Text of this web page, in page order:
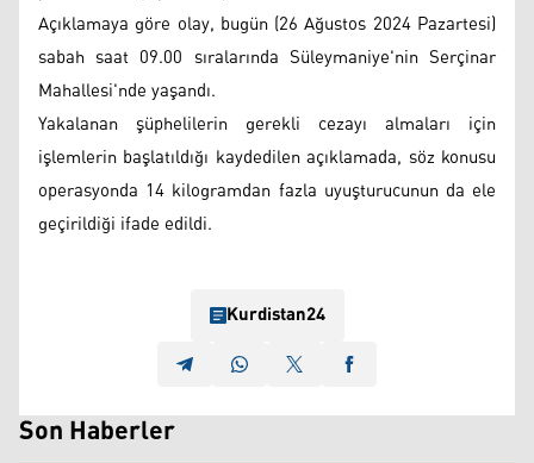
Açıklamaya göre olay, bugün (26 Ağustos 2024 Pazartesi)
sabah saat 09.00 sıralarında Süleymaniye'nin Serçinar
Mahallesi'nde yaşandı.
Yakalanan şüphelilerin gerekli cezayı almaları için
işlemlerin başlatıldığı kaydedilen açıklamada, söz konusu
operasyonda 14 kilogramdan fazla uyuşturucunun da ele
geçirildiği ifade edildi.
Kurdistan24
Son Haberler